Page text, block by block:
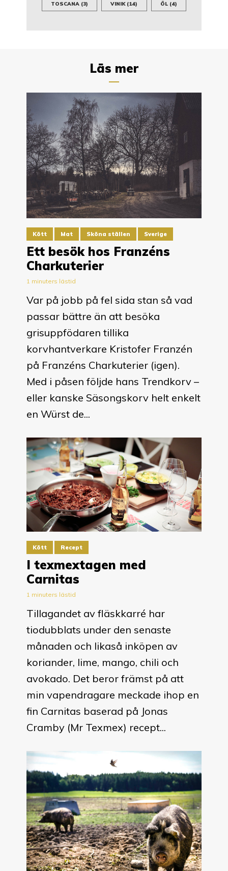
TOSCANA (3) VINIK(14) ÖL(4)
Läs mer
Kött Mat Sköna ställen Sverige
Ett besök hos Franzéns
Charkuterier
1 minuters lästid
Var på jobb på fel sida stan så vad
passar bättre än att besöka
grisuppfödaren tillika
korvhantverkare Kristofer Franzén
på Franzéns Charkuterier (igen).
Med i påsen följde hans Trendkorv –
eller kanske Säsongskorv helt enkelt
en Würst de...
Kött Recept
I texmextagen med
Carnitas
1 minuters lästid
Tillagandet av fläskkarré har
tiodubblats under den senaste
månaden och likaså inköpen av
koriander, lime, mango, chili och
avokado. Det beror främst på att
min vapendragare meckade ihop en
fin Carnitas baserad på Jonas
Cramby (Mr Texmex) recept...